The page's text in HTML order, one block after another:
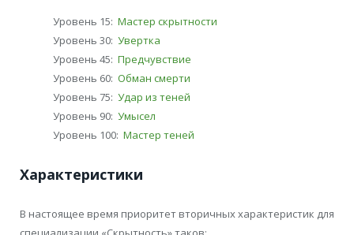
Уровень 15: Мастер скрытности
Уровень 30: Увертка
Уровень 45: Предчувствие
Уровень 60: Обман смерти
Уровень 75: Удар из теней
Уровень 90: Умысел
Уровень 100: Мастер теней
Характеристики
В настоящее время приоритет вторичных характеристик для